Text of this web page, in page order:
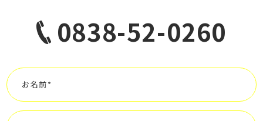
0838-52-0260
お名前*